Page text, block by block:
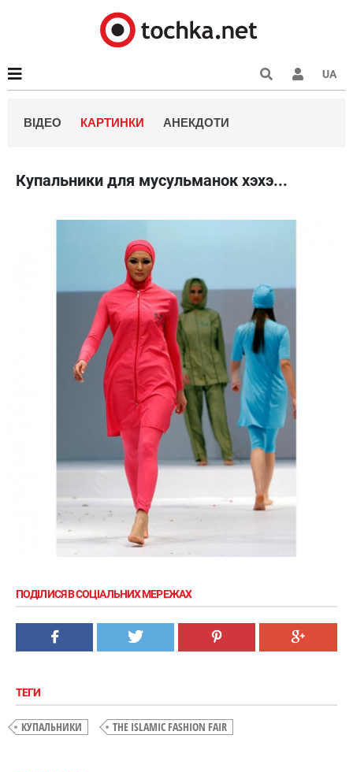
UA
ВІДЕО КАРТИНКИ АНЕКДОТИ
Купальники для мусульманок хэхэ...
ПОДІЛИСЯ В СОЦІАЛЬНИХ МЕРЕЖАХ
ТЕГИ
КУПАЛЬНИКИ THE ISLAMIC FASHION FAIR